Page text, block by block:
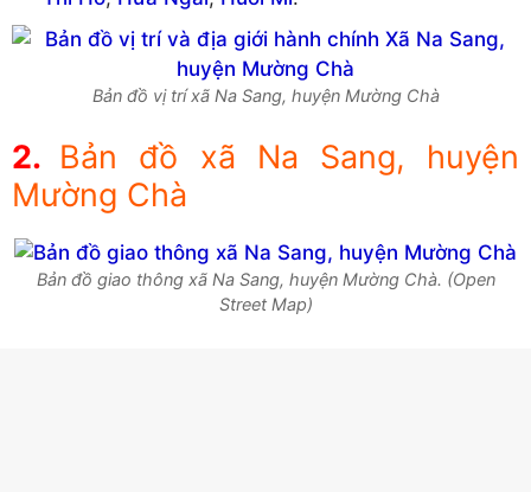
Bản đồ vị trí xã Na Sang, huyện Mường Chà
Bản đồ xã Na Sang, huyện
Mường Chà
Bản đồ giao thông xã Na Sang, huyện Mường Chà. (Open
Street Map)